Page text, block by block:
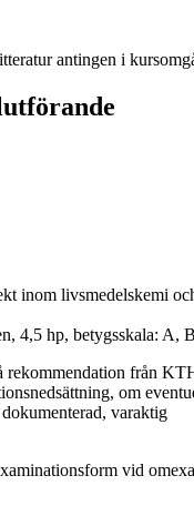
antingen i
inom livsmedelskemi
4,5 hp, betygsskala: A,
rekommendation från
om
varaktig
vid